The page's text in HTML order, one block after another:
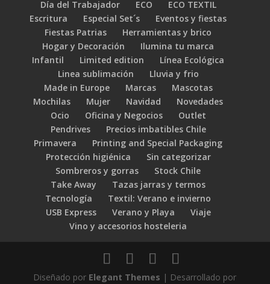
Día del Trabajador
ECO
ECO TEXTIL
Escritura
Especial Set´s
Eventos y fiestas
Fiestas Patrias
Herramientas y brico
Hogar y Decoración
Ilumina tu marca
Infantil
Limited edition
Línea Ecológica
Linea sublimación
Lluvia y frio
Made in Europe
Marcas
Mascotas
Mochilas
Mujer Navidad
Novedades
Ocio
Oficina y Negocios
Outlet
Pendrives
Precios imbatibles Chile
Primavera
Printing and Special Packaging
Protección higiénica
Sin categorizar
Sombreros y gorras
Stock Chile
Take Away
Tazas jarras y termos
Tecnología
Textil: Verano e invierno
USB Express
Verano y Playa
Viaje
Vino y accesorios hosteleria
Diseñado por Elegant Themes | Desarrollado por